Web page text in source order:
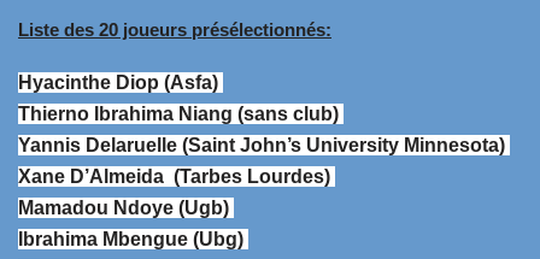
Liste des 20 joueurs présélectionnés:
Hyacinthe Diop (Asfa)
Thierno Ibrahima Niang (sans club)
Yannis Delaruelle (Saint John’s University Minnesota)
Xane D’Almeida (Tarbes Lourdes)
Mamadou Ndoye (Ugb)
Ibrahima Mbengue (Ubg)